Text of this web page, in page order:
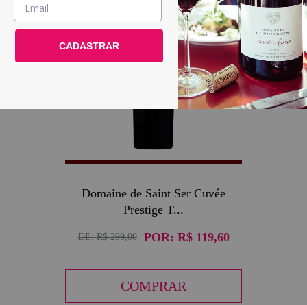
País / Região >
Le Club >
Domaine de Saint Ser Cuvée
Prestige T...
DE:R$ 299,00 POR: R$ 119,60
COMPRAR
CADASTRAR